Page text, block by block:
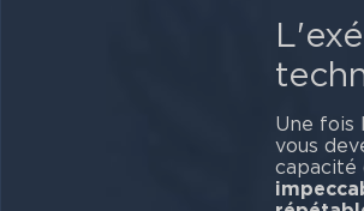
Une fois
vous
capacité